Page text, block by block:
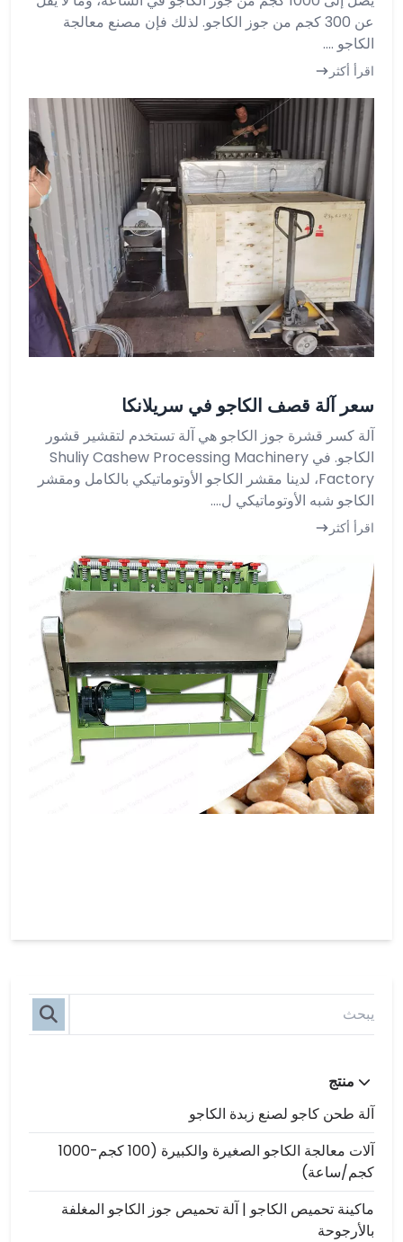
منتج
آلة طحن كاجو لصنع زبدة الكاجو
آلات معالجة الكاجو الصغيرة والكبيرة (100 كجم-1000
كجم/ساعة)
ماكينة تحميص الكاجو | آلة تحميص جوز الكاجو المغلفة
بالأرجوحة
عن 300 كجم من جوز الكاجو. لذلك فإن مصنع معالجة
الكاجو ....
اقرأ أكثر
سعر آلة قصف الكاجو في سريلانكا
آلة كسر قشرة جوز الكاجو هي آلة تستخدم لتقشير قشور
الكاجو. في Shuliy Cashew Processing Machinery
Factory، لدينا مقشر الكاجو الأوتوماتيكي بالكامل ومقشر
الكاجو شبه الأوتوماتيكي ل....
اقرأ أكثر